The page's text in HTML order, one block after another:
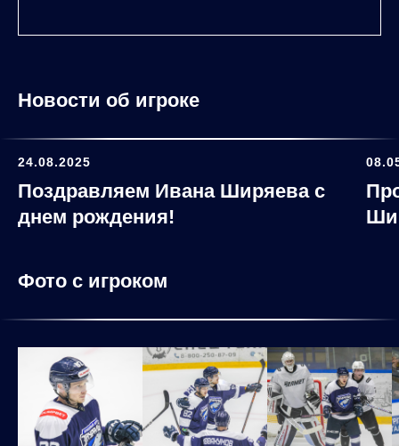
Новости об игроке
24.08.2025
Поздравляем Ивана Ширяева с
днем рождения!
Фото с игроком